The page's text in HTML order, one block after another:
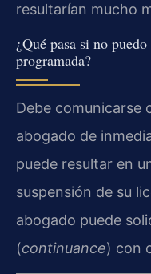
resultarían mucho
¿Qué pasa si no
programada?
Debe comunicarse
abogado de
puede resultar en
suspensión de su
abogado puede
(continuance) con